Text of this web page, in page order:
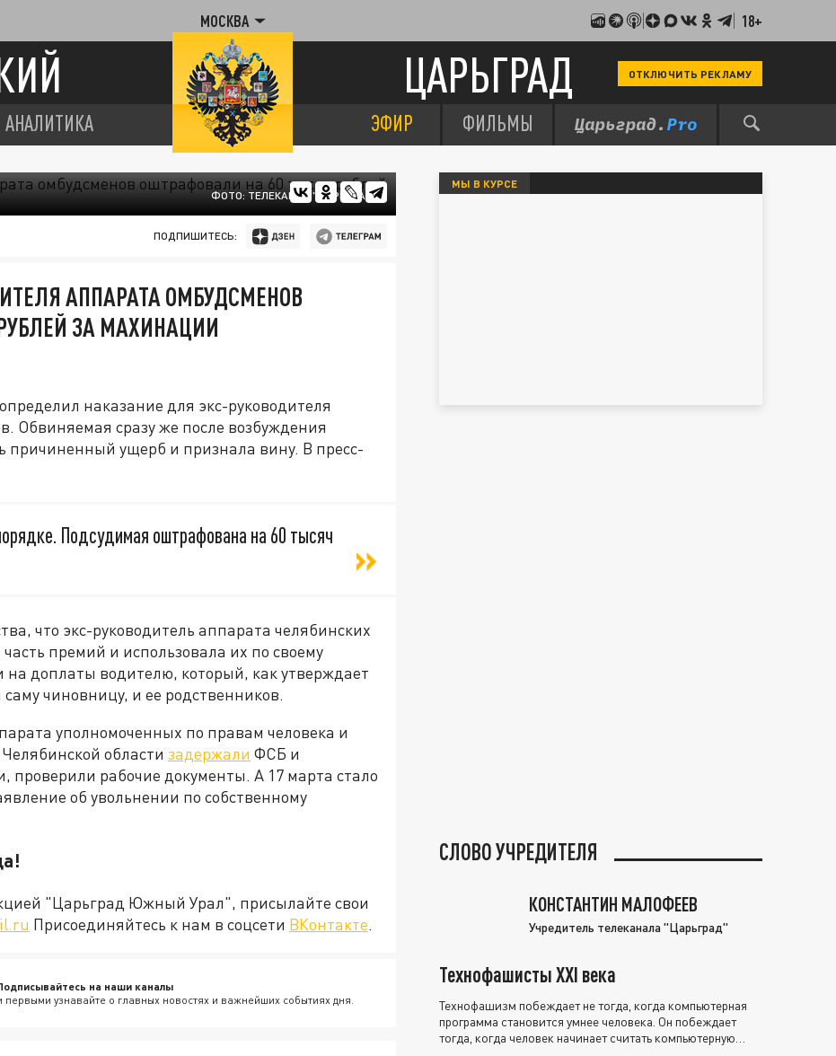
МОСКВА 18+
ЦАРЬГРАД ОТКЛЮЧИТЬ РЕКЛАМУ
АНАЛИТИКА ЭФИР ФИЛЬМЫ
ФОТО: ТЕЛЕКАНАЛ "ЦАРЬГРАД"
ПОДПИШИТЕСЬ:
АППАРАТА ОМБУДСМЕНОВ
ЗА МАХИНАЦИИ
наказание для экс-руководителя
Обвиняемая сразу же после возбуждения
причиненный ущерб и признала вину. В пресс-
Подсудимая оштрафована на 60 тысяч
что экс-руководитель аппарата челябинских
премий и использовала их по своему
доплаты водителю, который, как утверждает
чиновницу, и ее родственников.
уполномоченных по правам человека и
области задержали ФСБ и
проверили рабочие документы. А 17 марта стало
об увольнении по собственному
"Царьград Южный Урал", присылайте свои
Присоединяйтесь к нам в соцсети ВКонтакте.
на наши каналы
первыми узнавайте о главных новостях и важнейших событиях дня.
МЫ В КУРСЕ
СЛОВО УЧРЕДИТЕЛЯ
КОНСТАНТИН МАЛОФЕЕВ
Учредитель телеканала "Царьград"
Технофашисты XXI века
Технофашизм побеждает не тогда, когда компьютерная
программа становится умнее человека. Он побеждает
тогда, когда человек начинает считать компьютерную